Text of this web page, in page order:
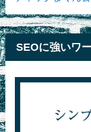
SEOに強いワ